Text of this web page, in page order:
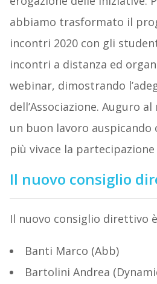
abbiamo trasformato il
incontri 2020 con gli
incontri a distanza ed
webinar, dimostrando
dell’Associazione. Auguro
un buon lavoro auspicando
più vivace la partecipazione
Il nuovo consiglio
Il nuovo consiglio direttivo
Banti Marco (Abb)
Bartolini Andrea